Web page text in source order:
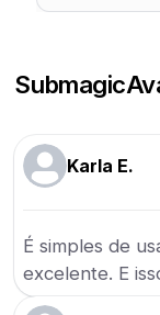
Submagic
Karla E.
É simples de
excelente. E